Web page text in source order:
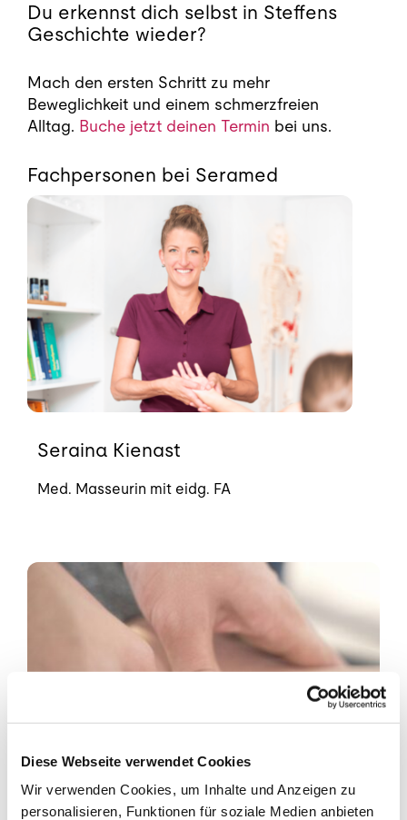
Diese Webseite verwendet Cookies
Wir verwenden Cookies, um Inhalte und Anzeigen zu
personalisieren, Funktionen für soziale Medien anbieten
Du erkennst dich selbst in Steffens
Geschichte wieder?
Mach den ersten Schritt zu mehr
Beweglichkeit und einem schmerzfreien
Alltag. Buche jetzt deinen Termin bei uns.
Fachpersonen bei Seramed
Seraina Kienast
Med. Masseurin mit eidg. FA